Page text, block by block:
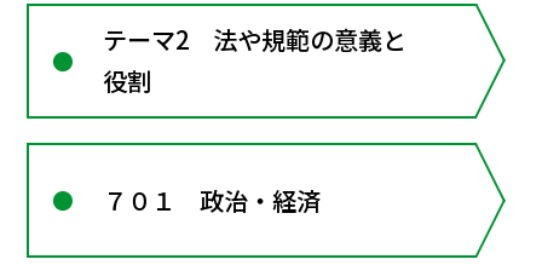
テーマ2 法や規範の意義と
役割
７０１ 政治・経済